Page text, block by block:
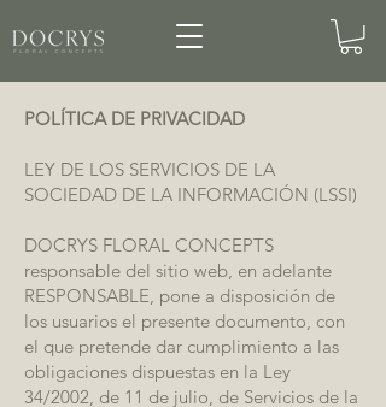
POLÍTICA DE PRIVACIDAD
LEY DE LOS SERVICIOS DE LA
SOCIEDAD DE LA INFORMACIÓN (LSSI)
DOCRYS FLORAL CONCEPTS
responsable del sitio web, en adelante
RESPONSABLE, pone a disposición de
los usuarios el presente documento, con
el que pretende dar cumplimiento a las
obligaciones dispuestas en la Ley
34/2002, de 11 de julio, de Servicios de la